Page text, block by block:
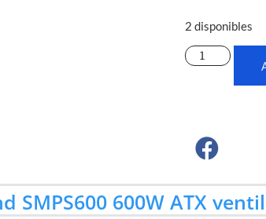
2 disponibles
SMPS600 600W ATX